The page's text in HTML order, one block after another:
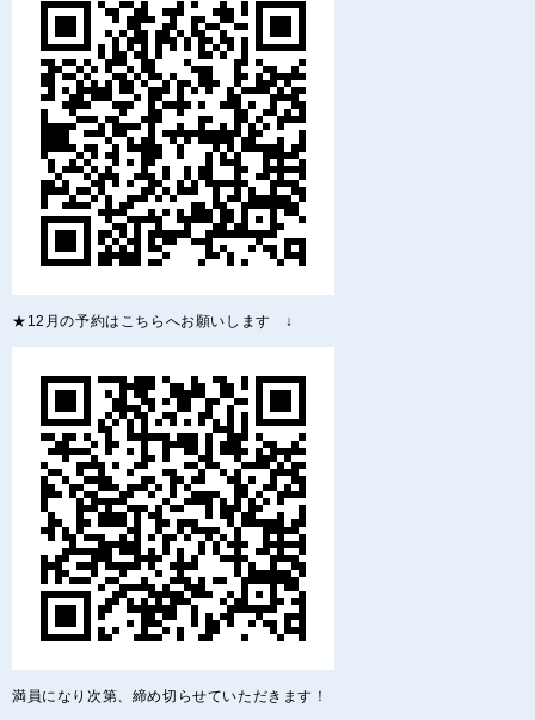
★12月の予約はこちらへお願いします ↓
満員になり次第、締め切らせていただきます！